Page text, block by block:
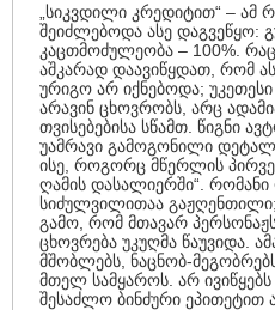
„სიკვდილი კრედიტით“ – ამ
შეიძლებოდა ასე დაგვეწყო:
კაცთმოძულეობა – 100%. რაც
აშკარად დაავიწყდათ, რომ
ურიგო არ იქნებოდა;
არავინ ცხოვრობს, არც
თვისებებისა სწამთ. წიგნი
უამრავი გამოგონილი
ისე, როგორც მწერლის
ღამის დასალიერში“.
სიძულვილითაა
გამო, რომ მთავარ
ცხოვრება უკუღმა წაუვიდა.
მშობლებს, ნაცნობ-
მთელ სამყაროს. არ
შესაძლო ბინძური ეპითეტით